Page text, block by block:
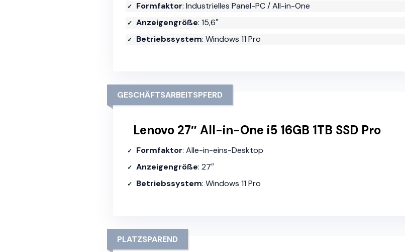
Formfaktor: Industrielles Panel-PC / All-in-One
Anzeigengröße: 15,6″
Betriebssystem: Windows 11 Pro
Lenovo 27″ All-in-One i5 16GB 1TB SSD Pro
GESCHÄFTSARBEITSPFERD
Formfaktor: Alle-in-eins-Desktop
Anzeigengröße: 27″
Betriebssystem: Windows 11 Pro
PLATZSPAREND